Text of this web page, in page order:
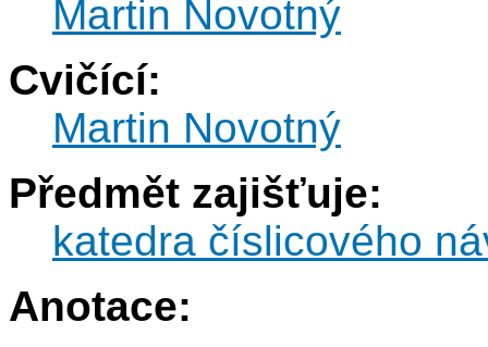
Martin Novotný
Cvičící:
Martin Novotný
Předmět zajišťuje:
katedra číslicového
Anotace: